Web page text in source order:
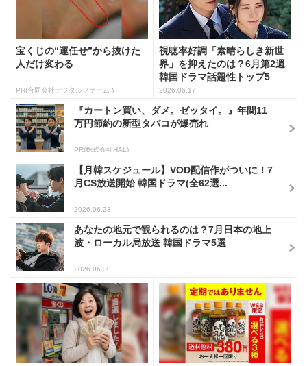
宝くじの“運任せ”から抜けた
人だけ変わる
PR(合同会社デジタルファーム )
視聴率好調「素晴らしき新世
界」を抑えたのは？6月第2週
韓国ドラマ話題性トップ5
2026.06.17
『カートン買い、ダメ。ゼッタイ。』年間11
万円節約の新型タバコが爆売れ
PR(株式会社HAL)
【月韓スケジュール】VOD配信作がついに！7
月CS放送開始 韓国ドラマ(全62選...
2026.06.23
あなたの地元で観られるのは？7月日本の地上
波・ローカル局放送 韓国ドラマ5選
2026.06.30